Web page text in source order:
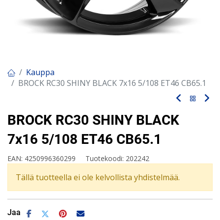
Kauppa
BROCK RC30 SHINY BLACK 7x16 5/108 ET46 CB65.1
BROCK RC30 SHINY BLACK
7x16 5/108 ET46 CB65.1
EAN: 4250996360299 Tuotekoodi: 202242
Tällä tuotteella ei ole kelvollista yhdistelmää.
Jaa